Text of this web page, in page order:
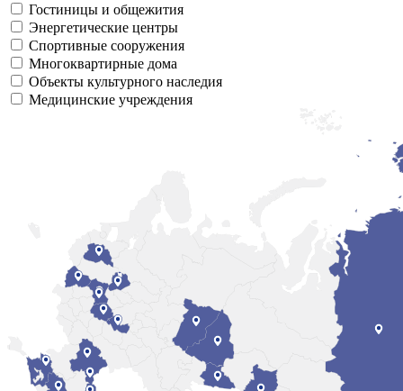
Гостиницы и общежития
Энергетические центры
Спортивные сооружения
Многоквартирные дома
Объекты культурного наследия
Медицинские учреждения